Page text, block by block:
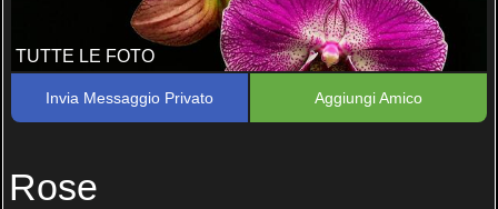
TUTTE LE FOTO
Invia Messaggio Privato Aggiungi Amico
Rose